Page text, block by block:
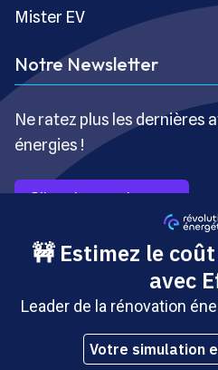
Mister EV
Notre Newsletter
Ne ratez plus les dernières
énergies !
S’inscrire gratuitement
Copyright © Révolution
- Site édité par Saabre SAS,
Brakson